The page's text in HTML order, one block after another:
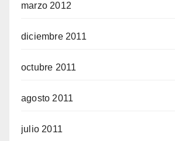
marzo 2012
diciembre 2011
octubre 2011
agosto 2011
julio 2011